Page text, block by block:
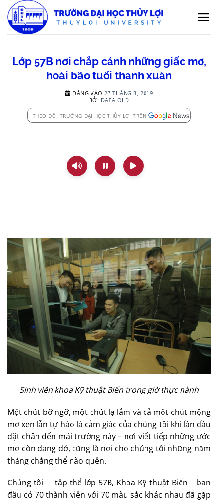
qua
nội
Lớp 57B nơi chắp cánh những giấc mơ,
hoài bão tuổi thanh xuân
ĐĂNG VÀO 27 THÁNG 3, 2019
BỞI DATA OLD
THEO DÕI TRƯỜNG ĐẠI HỌC THỦY LỢI TRÊN
Sinh viên khoa Kỹ thuật Biển trong giờ thực hành
Một chút bỡ ngỡ, một chút lạ lẫm và cả một chút mộng
mơ xen lẫn tự hào là cảm giác của chúng tôi khi lần đầu
đặt chân đến mái trường này – nơi viết tiếp những ước
mơ còn dang dở, cũng là nơi cho chúng tôi những năm
tháng chẳng thể nào quên.
Chúng tôi – tập thể lớp 57B, Khoa Kỹ thuật Biển – ban
đầu có 70 thành viên với 70 màu sắc khác nhau đã gặp